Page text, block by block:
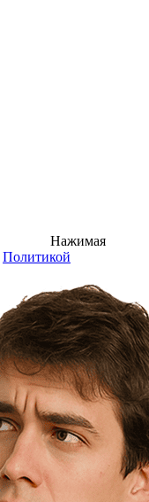
Нажимая
Политикой